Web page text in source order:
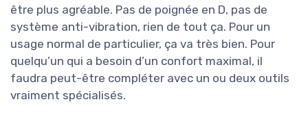
être plus agréable. Pas de poignée en D, pas de
système anti-vibration, rien de tout ça. Pour un
usage normal de particulier, ça va très bien. Pour
quelqu’un qui a besoin d’un confort maximal, il
faudra peut-être compléter avec un ou deux outils
vraiment spécialisés.